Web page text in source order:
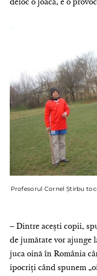
deloc o joacă, e o
Profesorul Cornel Știrbu
‒ Dintre acești copii,
de jumătate vor ajunge
juca oină în România
ipocriți când spunem